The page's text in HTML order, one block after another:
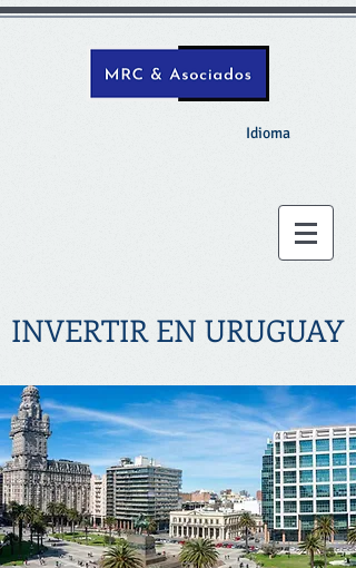
Idioma
INVERTIR EN URUGUAY